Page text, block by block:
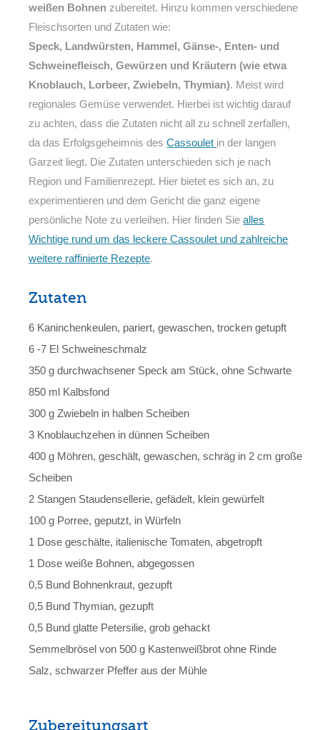
weißen Bohnen zubereitet. Hinzu kommen verschiedene
Fleischsorten und Zutaten wie:
Speck, Landwürsten, Hammel, Gänse-, Enten- und
Schweinefleisch, Gewürzen und Kräutern (wie etwa
Knoblauch, Lorbeer, Zwiebeln, Thymian). Meist wird
regionales Gemüse verwendet. Hierbei ist wichtig darauf
zu achten, dass die Zutaten nicht all zu schnell zerfallen,
da das Erfolgsgeheimnis desCassoulet in der langen
Garzeit liegt. Die Zutaten unterschieden sich je nach
Region und Familienrezept. Hier bietet es sich an, zu
experimentieren und dem Gericht die ganz eigene
persönliche Note zu verleihen. Hier finden Siealles
Wichtige rund um das leckere Cassoulet und zahlreiche
weitere raffinierte Rezepte.
Zutaten
6 Kaninchenkeulen, pariert, gewaschen, trocken getupft
6 -7 El Schweineschmalz
350 g durchwachsener Speck am Stück, ohne Schwarte
850 ml Kalbsfond
300 g Zwiebeln in halben Scheiben
3 Knoblauchzehen in dünnen Scheiben
400 g Möhren, geschält, gewaschen, schräg in 2 cm große
Scheiben
2 Stangen Staudensellerie, gefädelt, klein gewürfelt
100 g Porree, geputzt, in Würfeln
1 Dose geschälte, italienische Tomaten, abgetropft
1 Dose weiße Bohnen, abgegossen
0,5 Bund Bohnenkraut, gezupft
0,5 Bund Thymian, gezupft
0,5 Bund glatte Petersilie, grob gehackt
Semmelbrösel von 500 g Kastenweißbrot ohne Rinde
Salz, schwarzer Pfeffer aus der Mühle
Zubereitungsart